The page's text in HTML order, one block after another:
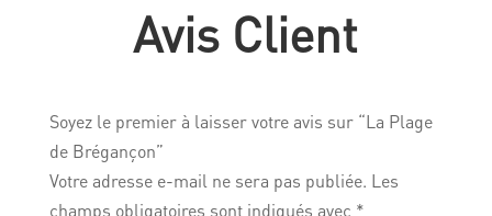
Avis Client
Soyez le premier à laisser votre avis sur “La Plage
de Brégançon”
Votre adresse e-mail ne sera pas publiée. Les
champs obligatoires sont indiqués avec *